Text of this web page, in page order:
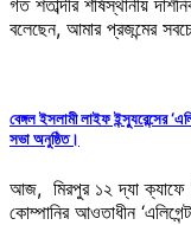
গত শতাব্দীর শীর্ষস্থানীয়
বলেছেন, আমার প্রজন্মের
বেঙ্গল ইসলামী লাইফ ইন্স্যুরেন্সের
সভা অনুষ্ঠিত।
আজ, মিরপুর ১২ দ্যা ক্যাফে
কোম্পানির আওতাধীন